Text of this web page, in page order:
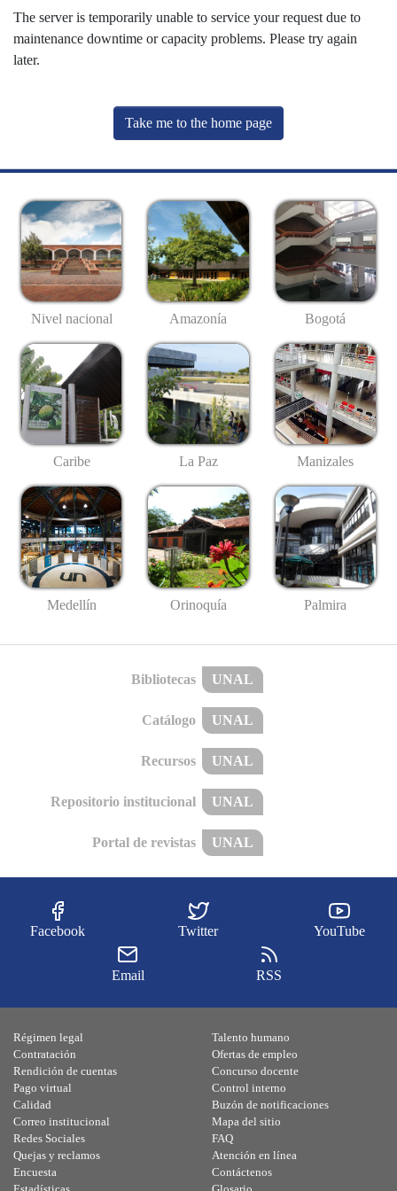
The server is temporarily unable to service your request due to
maintenance downtime or capacity problems. Please try again
later.
Take me to the home page
Nivel nacional Amazonía Bogotá
Caribe La Paz Manizales
Medellín Orinoquía Palmira
Bibliotecas UNAL
Catálogo UNAL
Recursos UNAL
Repositorio institucional UNAL
Portal de revistas UNAL
Facebook Twitter YouTube
Email RSS
Régimen legal
Contratación
Rendición de cuentas
Pago virtual
Calidad
Talento humano
Ofertas de empleo
Concurso docente
Control interno
Buzón de notificaciones
Correo institucional
Redes Sociales
Quejas y reclamos
Encuesta
Mapa del sitio
FAQ
Atención en línea
Contáctenos